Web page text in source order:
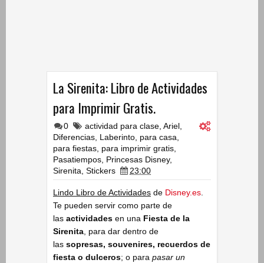
La Sirenita: Libro de Actividades
para Imprimir Gratis.
0 actividad para clase Ariel
Diferencias Laberinto para casa
para fiestas para imprimir gratis
Pasatiempos Princesas Disney,
Sirenita Stickers 23:00
Lindo Libro de Actividades de Disney.es
Te pueden servir como parte de
las actividades en una Fiesta de la
Sirenita , para dar dentro de
las sopresas, souvenires, recuerdos de
fiesta o dulceros; o para pasar un